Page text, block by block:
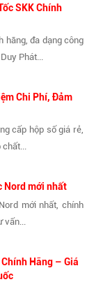
SKK Chính
hãng, đa dạng công
Phát...
Chi Phí, Đảm
cấp hộp số giá rẻ,
Nord mới nhất
mới nhất, chính
Hãng – Giá